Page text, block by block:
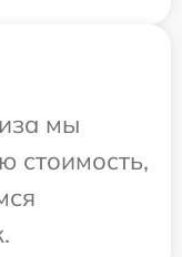
мы
стоимость,